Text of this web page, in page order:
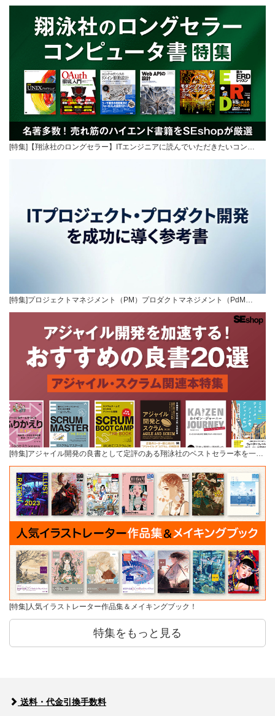
[特集]【翔泳社のロングセラー】ITエンジニアに読んでいただきたいコン…
[特集]プロジェクトマネジメント（PM）プロダクトマネジメント（PdM…
[特集]アジャイル開発の良書として定評のある翔泳社のベストセラー本を一…
[特集]人気イラストレーター作品集＆メイキングブック！
特集をもっと見る
送料・代金引換手数料